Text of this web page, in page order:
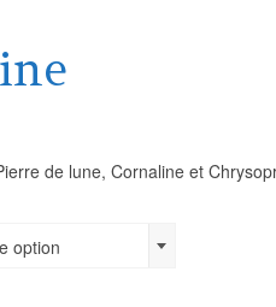
de lune, Cornaline et
option